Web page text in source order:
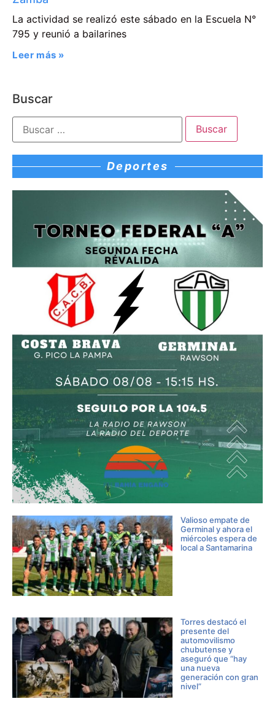
La actividad se realizó este sábado en la Escuela N°
795 y reunió a bailarines
Leer más »
Buscar
Deportes
Valioso empate de
Germinal y ahora el
miércoles espera de
local a Santamarina
Torres destacó el
presente del
automovilismo
chubutense y
aseguró que “hay
una nueva
generación con gran
nivel”